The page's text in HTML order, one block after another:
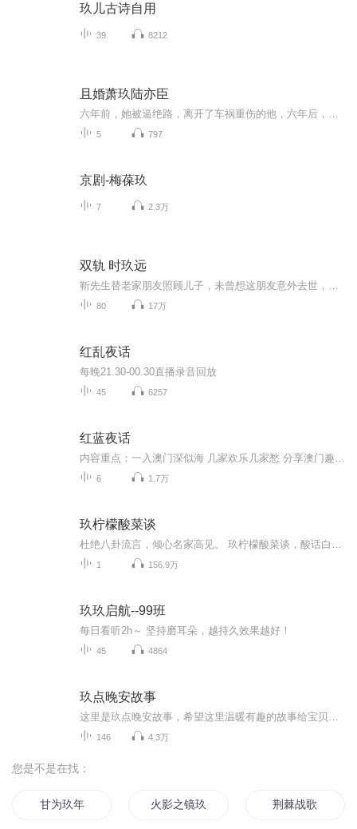
玖儿古诗自用
39 8212
且婚萧玖陆亦臣
5 797
京剧-梅葆玖
7 2.3万
双轨 时玖远
80 17万
红乱夜话
每晚21.30-00.30直播录音回放
45 6257
红蓝夜话
6 1.7万
玖柠檬酸菜谈
1 156.9万
玖玖启航--99班
每日看听2h～ 坚持磨耳朵，越持久效果越好！
45 4864
玖点晚安故事
146 4.3万
您是不是在找：
甘为玖年 火影之镜玖 荆棘战歌